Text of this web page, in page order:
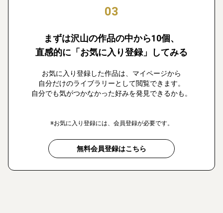
03
まずは沢山の作品の中から10個、
直感的に「お気に入り登録」してみる
お気に入り登録した作品は、マイページから
自分だけのライブラリーとして閲覧できます。
自分でも気がつかなかった好みを発見できるかも。
※お気に入り登録には、会員登録が必要です。
無料会員登録はこちら